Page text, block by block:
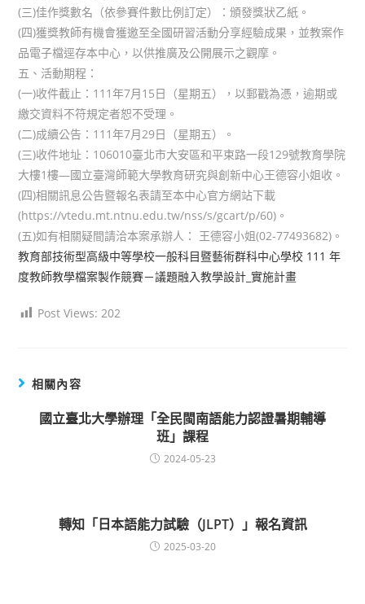
(三)佳作獎數名（依參賽件數比例訂定）：頒發獎狀乙紙。
(四)獲獎教師有機會獲邀至全國研習活動分享經驗成果，並教案作
品電子檔逕存本中心，以供推廣及公開展示之觀摩。
五、活動期程：
(一)收件截止：111年7月15日（星期五），以郵戳為憑，逾期或
繳交資料不符規定者恕不受理。
(二)成續公告：111年7月29日（星期五）。
(三)收件地址：106010臺北市大安區和平束路一段129號教育學院
大樓1樓—國立臺灣師範大學教育研究與創新中心王德容小姐收。
(四)相關訊息公告暨報名表請至本中心官方網站下載
(https://vtedu.mt.ntnu.edu.tw/nss/s/gcart/p/60)。
(五)如有相關疑間請洽本案承辦人： 王德容小姐(02-77493682)。
教育部技術型高級中等學校一般科目暨藝術群科中心學校 111 年
度教師教學檔案製作競賽－議題融入教學設計_實施計畫
Post Views: 202
相關內容
國立臺北大學辦理「全民閩南語能力認證暑期輔導
班」課程
2024-05-23
轉知「日本語能力試驗（JLPT）」報名資訊
2025-03-20